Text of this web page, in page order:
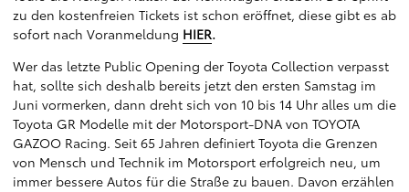
zu den kostenfreien Tickets ist schon eröffnet, diese gibt es ab
sofort nach Voranmeldung HIER.
Wer das letzte Public Opening der Toyota Collection verpasst
hat, sollte sich deshalb bereits jetzt den ersten Samstag im
Juni vormerken, dann dreht sich von 10 bis 14 Uhr alles um die
Toyota GR Modelle mit der Motorsport-DNA von TOYOTA
GAZOO Racing. Seit 65 Jahren definiert Toyota die Grenzen
von Mensch und Technik im Motorsport erfolgreich neu, um
immer bessere Autos für die Straße zu bauen. Davon erzählen